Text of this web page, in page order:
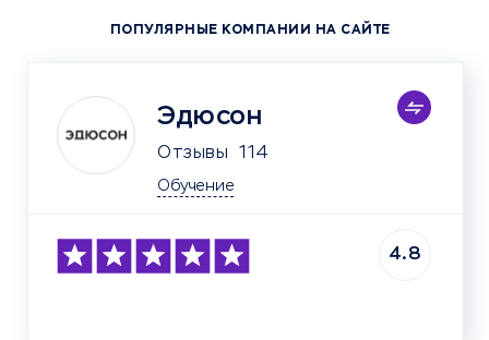
ПОПУЛЯРНЫЕ КОМПАНИИ НА САЙТЕ
Эдюсон
Отзывы 114
Обучение
4.8